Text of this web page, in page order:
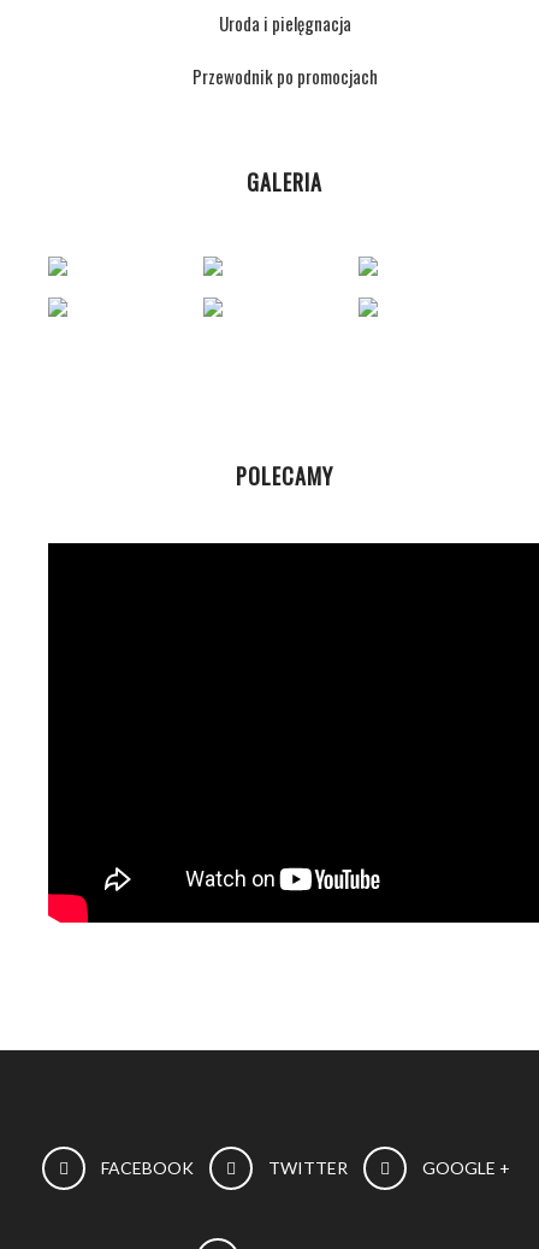
Uroda i pielęgnacja
Przewodnik po promocjach
GALERIA
POLECAMY
FACEBOOK TWITTER GOOGLE +